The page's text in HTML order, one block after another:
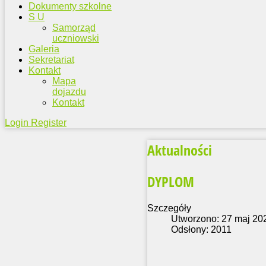
Dokumenty szkolne
S U
Samorząd
uczniowski
Galeria
Sekretariat
Kontakt
Mapa
dojazdu
Kontakt
Login Register
Aktualności
DYPLOM
Szczegóły
Utworzono: 27 maj
Odsłony: 2011